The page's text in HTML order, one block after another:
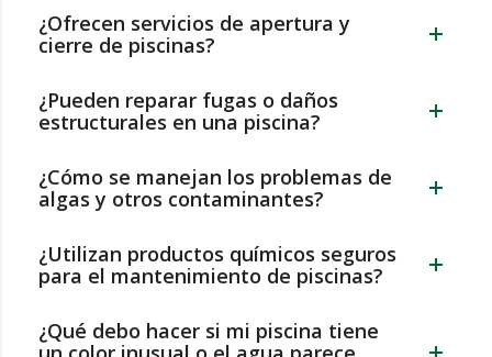
¿Ofrecen servicios de apertura y
cierre de piscinas?
¿Pueden reparar fugas o daños
estructurales en una piscina?
¿Cómo se manejan los problemas de
algas y otros contaminantes?
¿Utilizan productos químicos seguros
para el mantenimiento de piscinas?
¿Qué debo hacer si mi piscina tiene